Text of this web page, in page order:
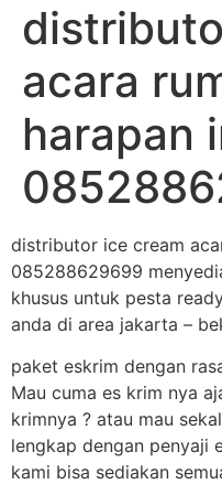
acara
harapan
distributor ice cream
085288629699
khusus untuk pesta
anda di area jakarta –
paket eskrim dengan
Mau cuma es krim nya
krimnya ? atau mau
lengkap dengan penyaji
kami bisa sediakan